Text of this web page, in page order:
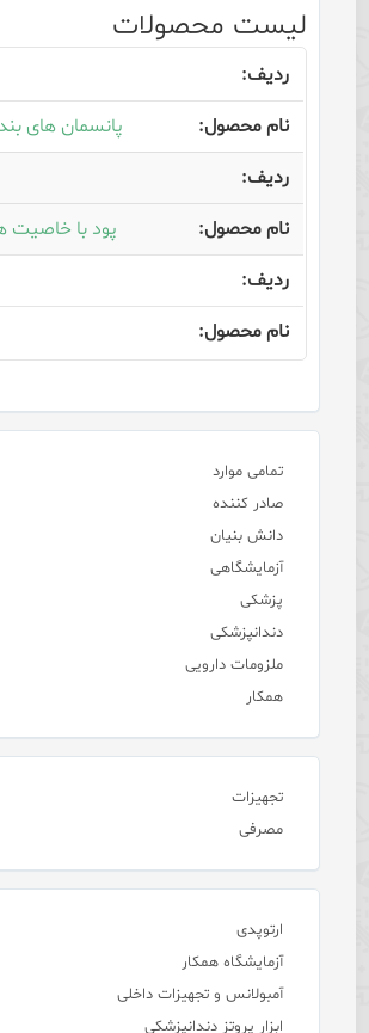
لیست محصولات
پانسمان های
پود با خاصیت
تمامی موارد
صادر کننده
دانش بنیان
آزمایشگاهی
پزشکی
دندانپزشکی
ملزومات دارویی
همکار
تجهیزات
مصرفی
ارتوپدی
آزمایشگاه همکار
آمبولانس و تجهیزات داخلی
ابزار پروتز دندانپزشکی